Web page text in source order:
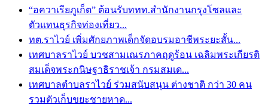
“อควาเรียภูเก็ต” ต้อนรับททท.สำนักงานกรุงโซลและ
ตัวแทนธุรกิจท่องเที่ยว...
ทต.ราไวย์ เพิ่มศักยภาพเด็กจัดอบรมอาชีพระยะสั้น...
เทศบาลราไวย์ บวชสามเณรภาคฤดูร้อน เฉลิมพระเกียรติ
สมเด็จพระกนิษฐาธิราชเจ้า กรมสมเด...
เทศบาลตำบลราไวย์ ร่วมสนับสนุน ต่างชาติ กว่า 30 คน
รวมตัวเก็บขยะชายหาด...